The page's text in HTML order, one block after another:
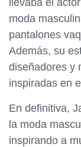
moda
pantalones
Además, su
diseñadores y
inspiradas en
En definitiva,
la moda
inspirando a